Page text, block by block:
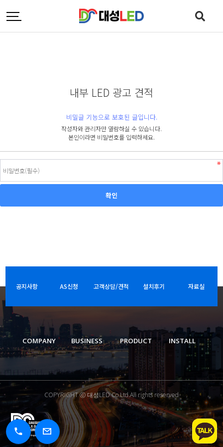
내부 LED 광고 견적
비밀글 기능으로 보호된 글입니다.
작성자와 관리자만 열람하실 수 있습니다.
본인이라면 비밀번호를 입력하세요.
공지사항 AS신청 고객상담/견적 설치후기 자료실
COMPANY BUSINESS PRODUCT INSTALL
COPYRIGHT ⓒ 대성LED Co.Ltd.All rights reserved